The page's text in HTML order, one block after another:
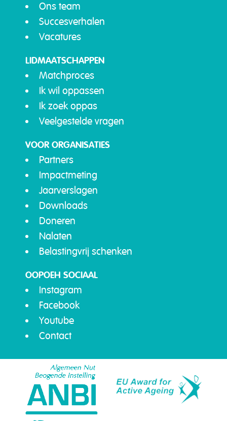
Ons team
Succesverhalen
Vacatures
LIDMAATSCHAPPEN
Matchproces
Ik wil oppassen
Ik zoek oppas
Veelgestelde vragen
VOOR ORGANISATIES
Partners
Impactmeting
Jaarverslagen
Downloads
Doneren
Nalaten
Belastingvrij schenken
OOPOEH SOCIAAL
Instagram
Facebook
Youtube
Contact